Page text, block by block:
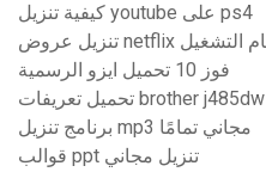
كيفية تنزيل youtube على ps4
فوز 10 تحميل ايزو الرسمية
تحميل تعريفات brother j485dw
برنامج تنزيل mp3 مجاني تمامًا
قوالب ppt تنزيل مجاني